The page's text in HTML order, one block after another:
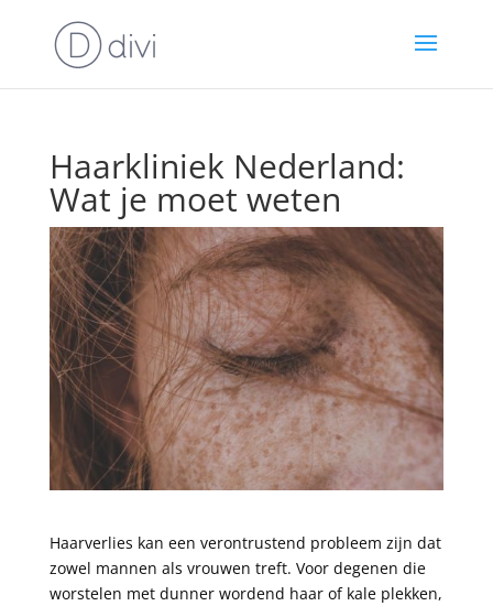
Haarkliniek Nederland:
Wat je moet weten
Haarverlies kan een verontrustend probleem zijn dat
zowel mannen als vrouwen treft. Voor degenen die
worstelen met dunner wordend haar of kale plekken,